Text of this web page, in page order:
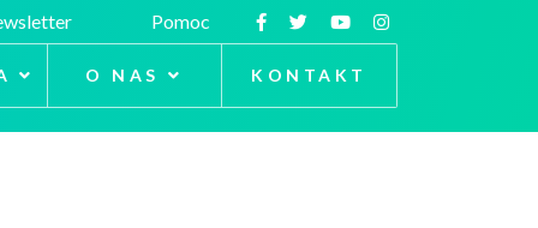
Pomoc
O NAS KONTAKT